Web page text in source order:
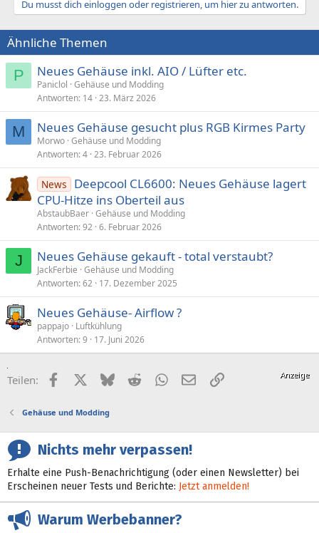
Du musst dich einloggen oder registrieren, um hier zu antworten.
Ähnliche Themen
P Neues Gehäuse inkl. AIO / Lüfter etc.
Paniclol Gehäuse und Modding
Antworten 14 23. März 2026
M Neues Gehäuse gesucht plus RGB Kirmes Party
Morwo Gehäuse und Modding
Antworten 4 23. Februar 2026
News
Deepcool CL6600: Neues Gehäuse lagert
CPU-Hitze ins Oberteil aus
AbstaubBaer Gehäuse und Modding
Antworten 92 6. Februar 2026
J Neues Gehäuse gekauft - total verstaubt?
JackFerbie Gehäuse und Modding
Antworten 62 17. Dezember 2025
Neues Gehäuse- Airflow ?
pappajo Luftkühlung
Antworten 9 17. Juni 2026
Teilen: FacebookX (Twitter)
BlueskyRedditWhatsApp
E-MailLink
Gehäuse und Modding
Nichts mehr verpassen!
Erhalte eine Push-Benachrichtigung (oder einen Newsletter) bei
Erscheinen neuer Tests und Berichte: Jetzt anmelden!
Warum Werbebanner?